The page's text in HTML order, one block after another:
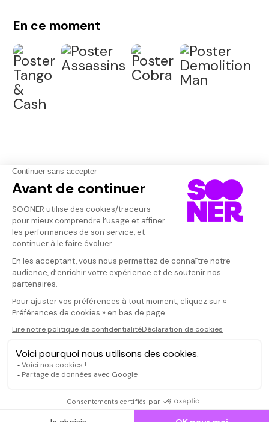
En ce moment
Qui sommes-nous ?
Dispo dans l'abonnement
Dispo dans le Videoclub
Actionnaires
Contacts
SOONER responsable
Mentions légales
FAQ
JE M'INSCRIS